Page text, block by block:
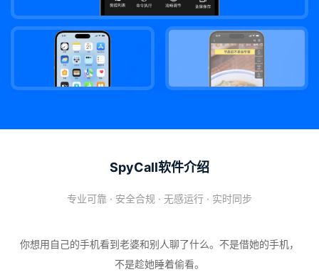
SpyCall软件介绍
专业可靠 · 安全合规 · 无感运行 · 实时同步
你想用自己的手机看到老婆和别人聊了什么。不是借她的手机，
不是趁她睡着偷看。